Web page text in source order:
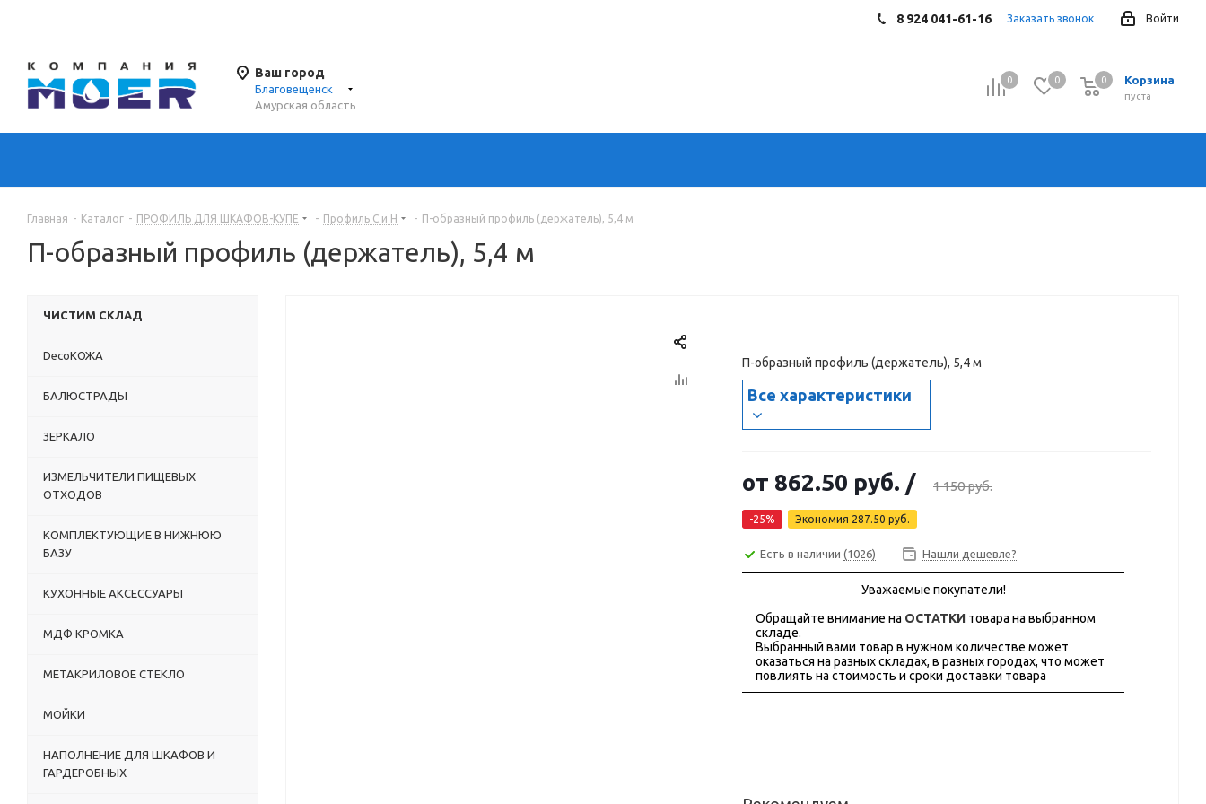
Войти
8 924 041-61-16 Заказать звонок
Ваш город
Благовещенск
Амурская область
0 0 Корзина
0
пуста
0
Главная - Каталог - ПРОФИЛЬ ДЛЯ ШКАФОВ-КУПЕ - Профиль С и Н - П-образный профиль (держатель), 5,4 м
П-образный профиль (держатель), 5,4 м
П-образный профиль (держатель), 5,4 м
Все характеристики
от 862.50 руб. / 1 150 руб.
-25% Экономия 287.50 руб.
Есть в наличии (1026) Нашли дешевле?
Уважаемые покупатели!
Обращайте внимание на ОСТАТКИ товара на выбранном
складе.
Выбранный вами товар в нужном количестве может
оказаться на разных складах, в разных городах, что может
повлиять на стоимость и сроки доставки товара
ЧИСТИМ СКЛАД
DecoКОЖА
БАЛЮСТРАДЫ
ЗЕРКАЛО
ИЗМЕЛЬЧИТЕЛИ ПИЩЕВЫХ
ОТХОДОВ
КОМПЛЕКТУЮЩИЕ В НИЖНЮЮ
БАЗУ
КУХОННЫЕ АКСЕССУАРЫ
МДФ КРОМКА
МЕТАКРИЛОВОЕ СТЕКЛО
МОЙКИ
НАПОЛНЕНИЕ ДЛЯ ШКАФОВ И
ГАРДЕРОБНЫХ